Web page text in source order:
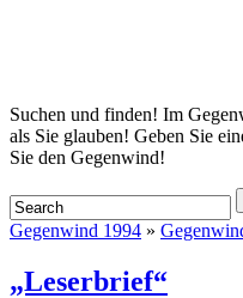
Startseite
Suchen und finden! Im
als Sie glauben! Geben Sie
Sie den Gegenwind!
Gegenwind 1994 »
„Leserbrief“